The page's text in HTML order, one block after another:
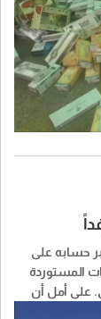
حسابه على
المستوردة
على أمل أن
البقاع